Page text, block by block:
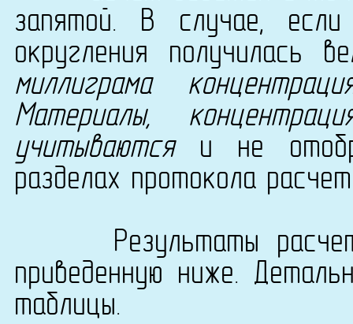
запятой. В случае,
округления получилась
миллиграма
Материалы,
учитываютсяи не
разделах протокола
Результаты расчета
приведенную ниже.
таблицы.